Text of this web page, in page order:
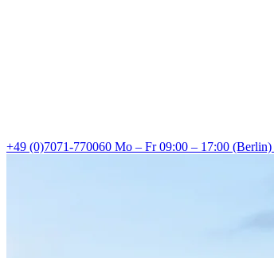
+49 (0)7071-770060 Mo – Fr 09:00 – 17:00 (Berlin)